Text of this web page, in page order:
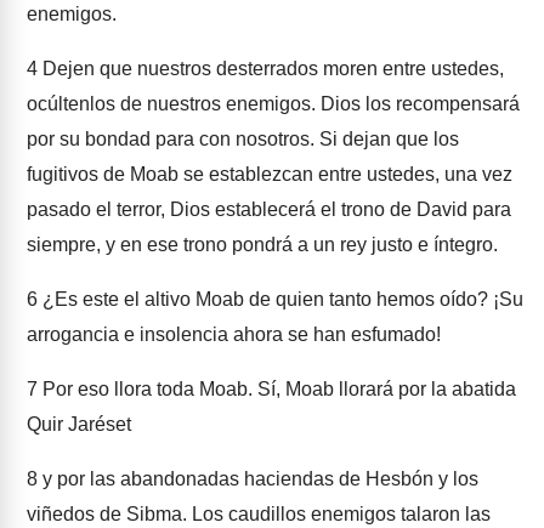
enemigos.
4 Dejen que nuestros desterrados moren entre ustedes,
ocúltenlos de nuestros enemigos. Dios los recompensará
por su bondad para con nosotros. Si dejan que los
fugitivos de Moab se establezcan entre ustedes, una vez
pasado el terror, Dios establecerá el trono de David para
siempre, y en ese trono pondrá a un rey justo e íntegro.
6 ¿Es este el altivo Moab de quien tanto hemos oído? ¡Su
arrogancia e insolencia ahora se han esfumado!
7 Por eso llora toda Moab. Sí, Moab llorará por la abatida
Quir Jaréset
8 y por las abandonadas haciendas de Hesbón y los
viñedos de Sibma. Los caudillos enemigos talaron las